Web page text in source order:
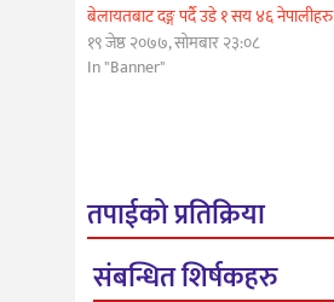
बेलायतबाट दङ्ग पर्दै उडे १ सय ४६ नेपालीहरु
१९ जेष्ठ २०७७, सोमबार २३:०८
In "Banner"
तपाईको प्रतिक्रिया
संबन्धित शिर्षकहरु